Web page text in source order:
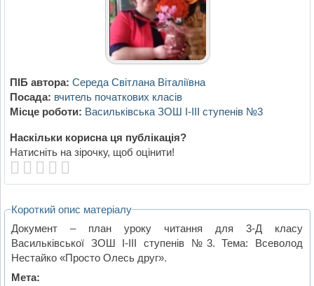
ПІБ автора: Середа Світлана Віталіївна
Посада: вчитель початкових класів
Місце роботи: Васильківська ЗОШ І-ІІІ ступенів №3
Наскільки корисна ця публікація?
Натисніть на зірочку, щоб оцінити!
Короткий опис матеріалу
Документ – план уроку читання для 3-Д класу
Васильківської ЗОШ І-ІІІ ступенів №3. Тема: Всеволод
Нестайко «Просто Олесь друг».
Мета: